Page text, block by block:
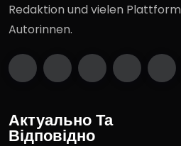
Redaktion und vielen
Autorinnen.
Актуально Та
Відповідно